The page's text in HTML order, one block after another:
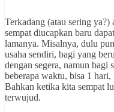
Terkadang (atau sering
sempat diucapkan baru
lamanya. Misalnya, dulu
usaha sendiri, bagi yang
dengan segera, namun bagi
beberapa waktu, bisa 1
Bahkan ketika kita sempat
terwujud.